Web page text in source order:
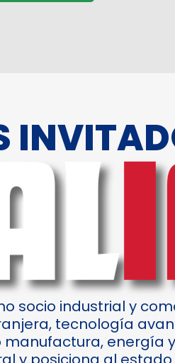
socio industrial y
tecnología
energía